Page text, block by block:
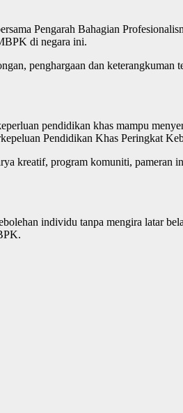
Pengarah Bahagian
di negara ini.
penghargaan dan keterangkuman
pendidikan khas mampu
Pendidikan Khas Peringkat
kreatif, program komuniti, pameran
individu tanpa mengira latar